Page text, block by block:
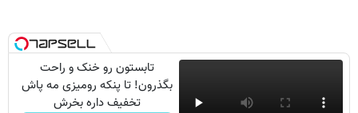
تابستون رو خنک و راحت
بگذرون! تا پنکه رومیزی مه پاش
تخفیف داره بخرش